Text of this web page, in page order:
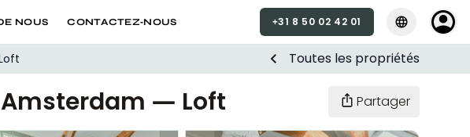
NOUS CONTACTEZ-NOUS +31 8 50 02 42 01 Sélectionner
Toutes les propriétés
— Loft Partager